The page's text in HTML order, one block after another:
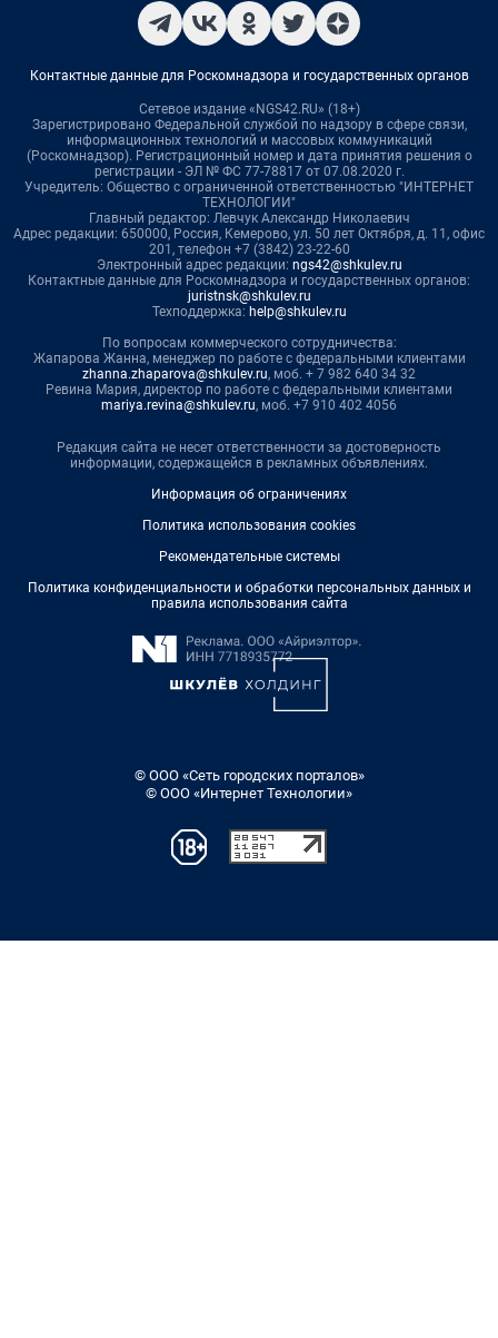
Контактные данные для Роскомнадзора и государственных органов
Сетевое издание «NGS42.RU» (18+)
Зарегистрировано Федеральной службой по надзору в сфере связи,
информационных технологий и массовых коммуникаций
(Роскомнадзор). Регистрационный номер и дата принятия решения о
регистрации - ЭЛ № ФС 77-78817 от 07.08.2020 г.
Учредитель: Общество с ограниченной ответственностью "ИНТЕРНЕТ
ТЕХНОЛОГИИ"
Главный редактор: Левчук Александр Николаевич
Адрес редакции: 650000, Россия, Кемерово, ул. 50 лет Октября, д. 11, офис
201, телефон +7 (3842) 23-22-60
Электронный адрес редакции: ngs42@shkulev.ru
Контактные данные для Роскомнадзора и государственных органов:
juristnsk@shkulev.ru
Техподдержка: help@shkulev.ru
По вопросам коммерческого сотрудничества:
Жапарова Жанна, менеджер по работе с федеральными клиентами
zhanna.zhaparova@shkulev.ru, моб. + 7 982 640 34 32
Ревина Мария, директор по работе с федеральными клиентами
mariya.revina@shkulev.ru, моб. +7 910 402 4056
Редакция сайта не несет ответственности за достоверность
информации, содержащейся в рекламных объявлениях.
Информация об ограничениях
Политика использования cookies
Рекомендательные системы
Политика конфиденциальности и обработки персональных данных и
правила использования сайта
© ООО «Сеть городских порталов»
© ООО «Интернет Технологии»